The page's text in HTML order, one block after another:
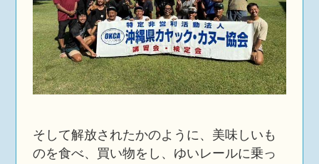
そして解放されたかのように、美味しいも
のを食べ、買い物をし、ゆいレールに乗っ